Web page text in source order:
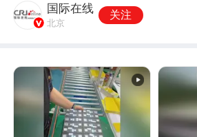
国际在线
北京
关注